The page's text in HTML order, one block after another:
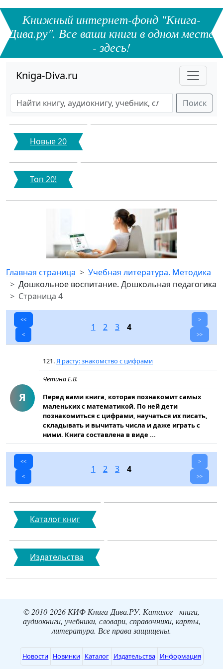
Книжный интернет-фонд "Книга-
Дива.ру". Все ваши книги в одном месте
- здесь!
Kniga-Diva.ru
Поиск
Новые 20
Топ 20!
Главная страница
Учебная литература. Методика
Дошкольное воспитание. Дошкольная педагогика
Страница 4
<<
<
1 2 3 4
>
>>
Я
121.Я расту: знакомство с цифрами
Четина Е.В.
Перед вами книга, которая познакомит самых
маленьких с математикой. По ней дети
познакомиться с цифрами, научаться их писать,
складывать и вычитать числа и даже играть с
ними. Книга составлена в виде ...
<<
<
1 2 3 4
>
>>
Каталог книг
Издательства
© 2010-2026 КИФ Книга-Дива.РУ. Каталог - книги,
аудиокниги, учебники, словари, справочники, карты,
литература. Все права защищены.
Новости Новинки Каталог Издательства Информация